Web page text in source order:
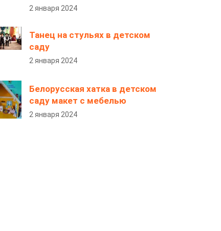
2 января 2024
Танец на стульях в детском
саду
2 января 2024
Белорусская хатка в детском
саду макет с мебелью
2 января 2024